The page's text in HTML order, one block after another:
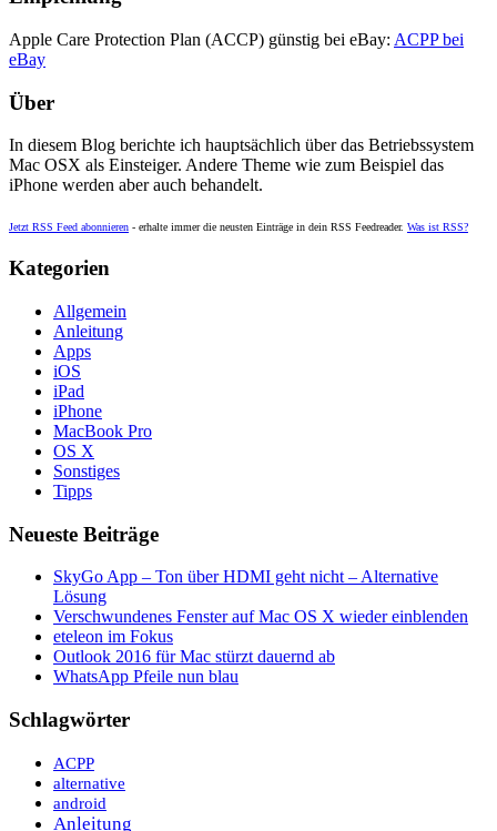
Apple Care Protection Plan (ACCP) günstig bei eBay: ACPP bei
eBay
Über
In diesem Blog berichte ich hauptsächlich über das Betriebssystem
Mac OSX als Einsteiger. Andere Theme wie zum Beispiel das
iPhone werden aber auch behandelt.
Jetzt RSS Feed abonnieren - erhalte immer die neusten Einträge in dein RSS Feedreader. Was ist RSS?
Kategorien
Allgemein
Anleitung
Apps
iOS
iPad
iPhone
MacBook Pro
OS X
Sonstiges
Tipps
Neueste Beiträge
SkyGo App – Ton über HDMI geht nicht – Alternative
Lösung
Verschwundenes Fenster auf Mac OS X wieder einblenden
eteleon im Fokus
Outlook 2016 für Mac stürzt dauernd ab
WhatsApp Pfeile nun blau
Schlagwörter
ACPP
alternative
android
Anleitung